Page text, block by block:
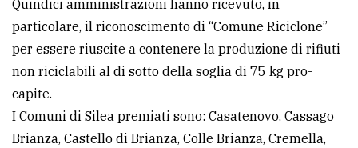
LE
ALTRE
TESTATE
Quindici amministrazioni hanno ricevuto, in
particolare, il riconoscimento di “Comune Riciclone”
per essere riuscite a contenere la produzione di rifiuti
non riciclabili al di sotto della soglia di 75 kg pro-
capite.
I Comuni di Silea premiati sono: Casatenovo, Cassago
Brianza, Castello di Brianza, Colle Brianza, Cremella,